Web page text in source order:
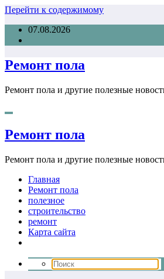
Перейти к содержимому
07.08.2026
Ремонт пола
Ремонт пола и другие полезные
Ремонт пола
Ремонт пола и другие полезные
Главная
Ремонт пола
полезное
строительство
ремонт
Карта сайта